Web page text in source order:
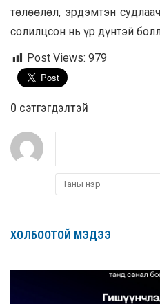
төлөөлөл, эрдэмтэн
солилцсон нь үр дүнтэй
Post Views: 979
0 cэтгэгдэлтэй
ХОЛБООТОЙ МЭДЭЭ